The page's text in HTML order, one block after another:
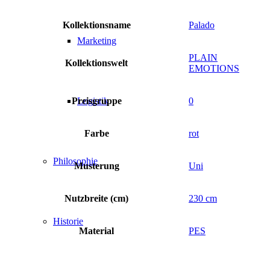
Marketing
Logistik
Philosophie
Historie
Kollektionsname Palado
Kollektionswelt
PLAIN
EMOTIONS
Preisgruppe 0
Farbe rot
Musterung Uni
Nutzbreite (cm) 230 cm
Material PES